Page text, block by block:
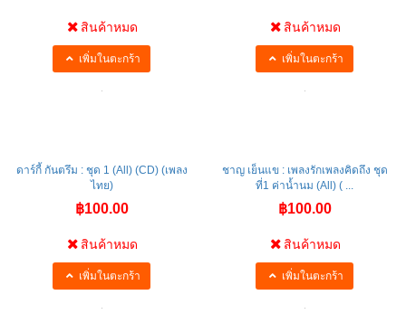
สินค้าหมด
เพิ่มในตะกร้า
สินค้าหมด
เพิ่มในตะกร้า
ดาร์กี้ กันตรึม : ชุด 1 (All) (CD) (เพลง
ไทย)
฿100.00
สินค้าหมด
เพิ่มในตะกร้า
ชาญ เย็นแข : เพลงรักเพลงคิดถึง ชุด
ที่1 ค่าน้ำนม (All) ( ...
฿100.00
สินค้าหมด
เพิ่มในตะกร้า